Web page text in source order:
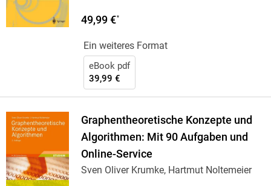
49,99 €*
Ein weiteres Format
eBook pdf
39,99 €
Graphentheoretische Konzepte und
Algorithmen: Mit 90 Aufgaben und
Online-Service
Sven Oliver Krumke, Hartmut Noltemeier